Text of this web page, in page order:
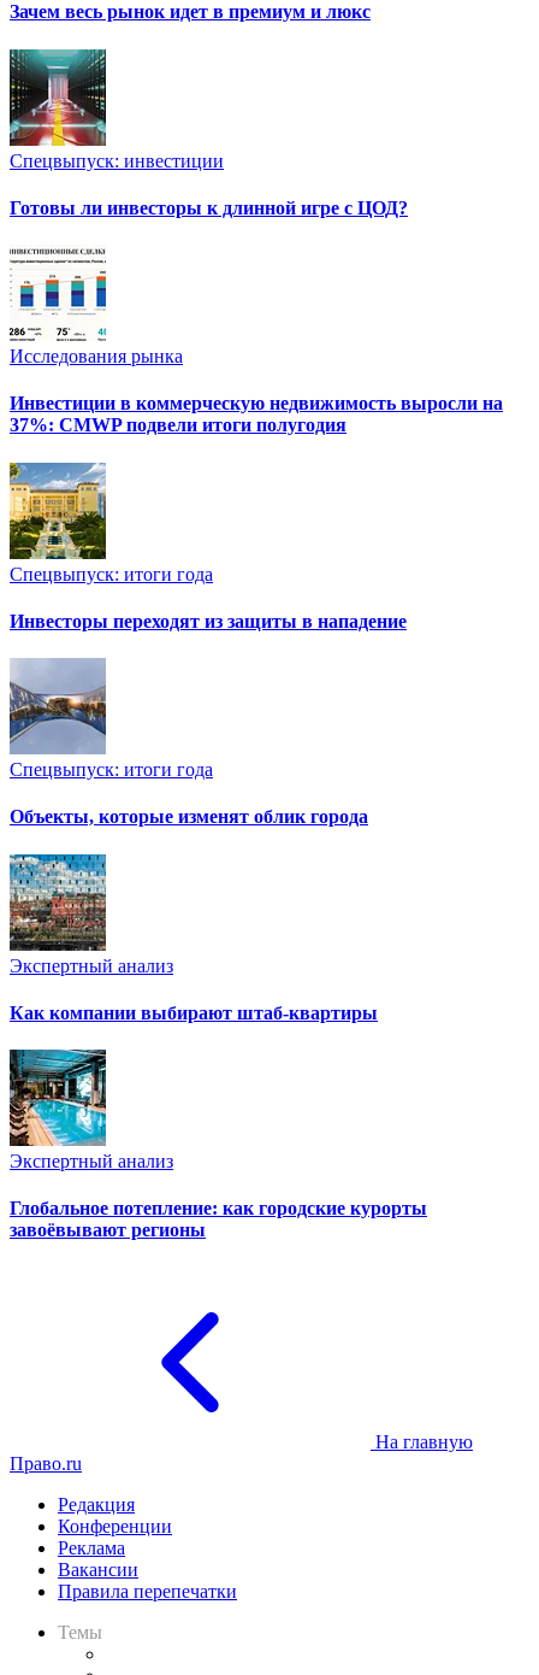
Зачем весь рынок идет в премиум и люкс
Спецвыпуск: инвестиции
Готовы ли инвесторы к длинной игре с ЦОД?
Исследования рынка
Инвестиции в коммерческую недвижимость выросли на
37%: CMWP подвели итоги полугодия
Спецвыпуск: итоги года
Инвесторы переходят из защиты в нападение
Спецвыпуск: итоги года
Объекты, которые изменят облик города
Экспертный анализ
Как компании выбирают штаб-квартиры
Экспертный анализ
Глобальное потепление: как городские курорты
завоёвывают регионы
На главную
Право.ru
Редакция
Конференции
Реклама
Вакансии
Правила перепечатки
Темы